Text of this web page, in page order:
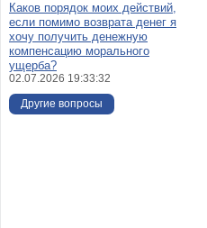
Каков порядок моих действий,
если помимо возврата денег я
хочу получить денежную
компенсацию морального
ущерба?
02.07.2026 19:33:32
Другие вопросы